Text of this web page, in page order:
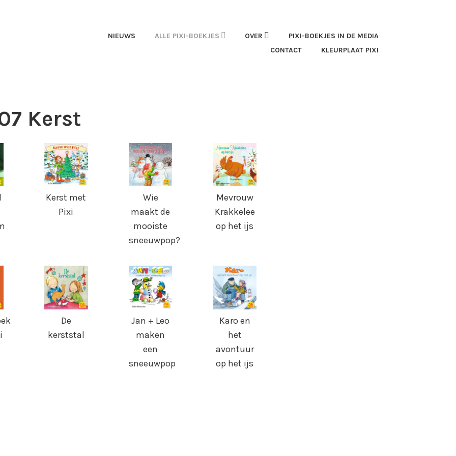
NIEUWS ALLE PIXI-BOEKJES OVER
PIXI-BOEKJES IN DE MEDIA
CONTACT
KLEURPLAAT PIXI
Kerst
Kerst met
Pixi
Wie
maakt de
mooiste
sneeuwpop?
Mevrouw
Krakkelee
op het ijs
De
kerststal
Jan + Leo
maken
een
sneeuwpop
Karo en
het
avontuur
op het ijs